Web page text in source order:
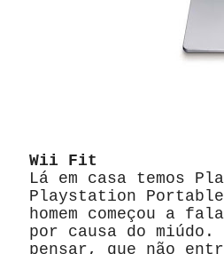
Wii Fit
Lá em casa temos
Playstation
homem começou a
por causa do
pensar, que não